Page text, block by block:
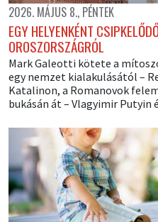
2026. MÁJUS 8., PÉNTEK
EGY HELYENKÉNT
OROSZORSZÁGRÓL
Mark Galeotti kötete a
egy nemzet kialakulásától –
Katalinon, a Romanovok
bukásán át – Vlagyimir Putyin